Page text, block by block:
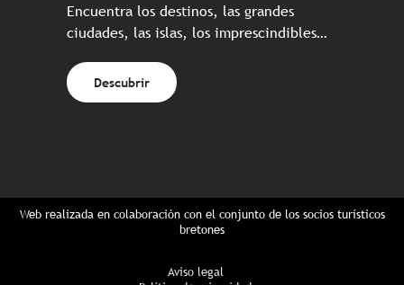
Encuentra los destinos, las grandes
ciudades, las islas, los imprescindibles…
Descubrir
Web realizada en colaboración con el conjunto de los socios turísticos
bretones
Aviso legal